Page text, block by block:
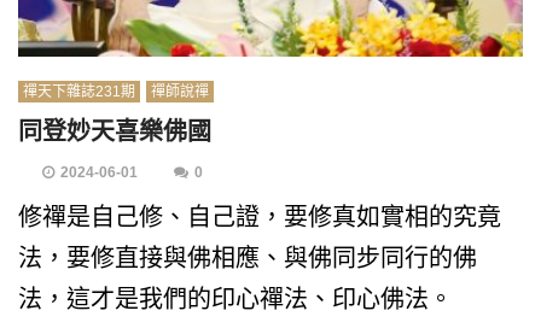
禪天下雜誌231期 禪師說禪
同登妙天喜樂佛國
2024-06-01 0
修禪是自己修、自己證，要修真如實相的究竟
法，要修直接與佛相應、與佛同步同行的佛
法，這才是我們的印心禪法、印心佛法。